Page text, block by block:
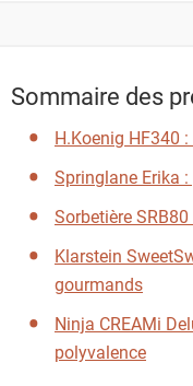
Sommaire des
H.Koenig HF340
Springlane Erika
Sorbetière
Klarstein
gourmands
Ninja CREAMi
polyvalence